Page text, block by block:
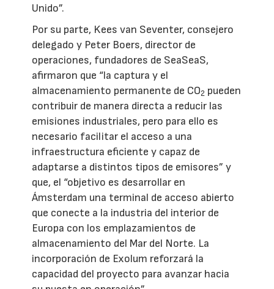
Unido”.
Por su parte, Kees van Seventer, consejero
delegado y Peter Boers, director de
operaciones, fundadores de SeaSeaS,
afirmaron que “la captura y el
almacenamiento permanente de CO2 pueden
contribuir de manera directa a reducir las
emisiones industriales, pero para ello es
necesario facilitar el acceso a una
infraestructura eficiente y capaz de
adaptarse a distintos tipos de emisores” y
que, el “objetivo es desarrollar en
Ámsterdam una terminal de acceso abierto
que conecte a la industria del interior de
Europa con los emplazamientos de
almacenamiento del Mar del Norte. La
incorporación de Exolum reforzará la
capacidad del proyecto para avanzar hacia